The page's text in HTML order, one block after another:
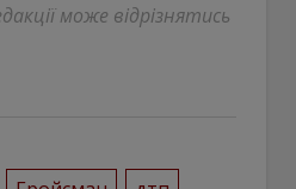
може відрізнятись